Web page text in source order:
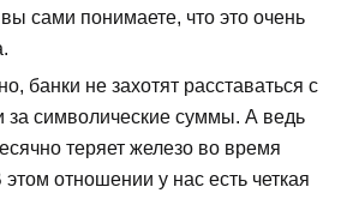
сами понимаете, что это очень
банки не захотят расставаться с
за символические суммы. А ведь
теряет железо во время
отношении у нас есть четкая